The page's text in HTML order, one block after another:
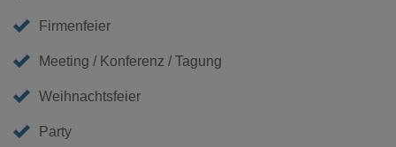
Firmenfeier
Meeting / Konferenz / Tagung
Weihnachtsfeier
Party